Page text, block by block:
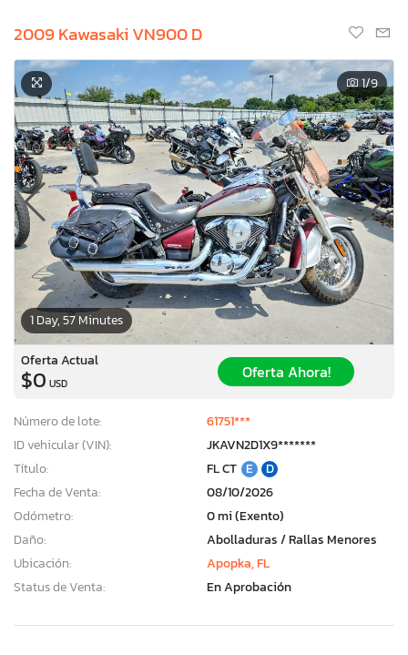
2009 Kawasaki VN900 D
1 Day, 57 Minutes
1/9
Oferta Actual
$0 USD
Oferta Ahora!
Número de lote:
61751***
ID vehicular (VIN):
JKAVN2D1X9*******
Título:
FL CT E
D
Fecha de Venta:
08/10/2026
Odómetro:
0 mi (Exento)
Daño:
Abolladuras / Rallas Menores
Ubicación:
Apopka, FL
Status de Venta:
En Aprobación